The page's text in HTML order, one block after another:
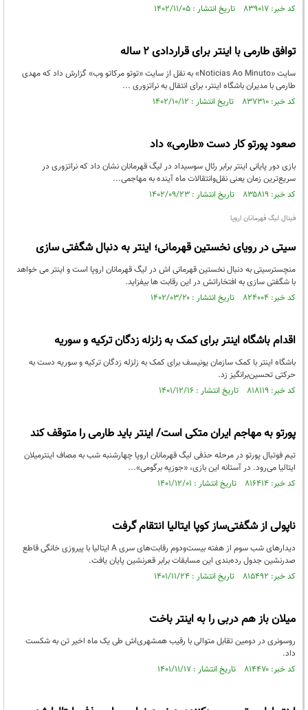
کد خبر: ۸۳۹۰۱۷ تاریخ انتشار : ۱۴۰۲/۱۱/۰۵
توافق طارمی با اینتر برای قراردادی ۲ ساله
سایت «Noticias Ao Minuto» به نقل از سایت «توتو مرکاتو وب» گزارش داد که مهدی
طارمی با مدیران باشگاه اینتر، برای انتقال به نراتزوری ...
کد خبر: ۸۳۷۳۱۰ تاریخ انتشار : ۱۴۰۲/۱۰/۱۲
صعود پورتو کار دست «طارمی» داد
بازی دور پایانی اینتر برابر رئال سوسیداد در لیگ قهرمانان نشان داد که نراتزوری در
سریع‌ترین زمان یعنی نقل‌وانتقالات ماه آینده به مهاجمی...
کد خبر: ۸۳۵۸۱۹ تاریخ انتشار : ۱۴۰۲/۰۹/۲۳
فینال لیگ قهرمانان اروپا
سیتی در رویای نخستین قهرمانی؛ اینتر به دنبال شگفتی سازی
منچسترسیتی به دنبال نخستین قهرمانی اش در لیگ قهرمانان اروپا است و اینتر می خواهد
با شگفتی سازی به افتخاراتش در این رقابت ها بیفزاید.
کد خبر: ۸۲۴۰۰۴ تاریخ انتشار : ۱۴۰۲/۰۳/۲۰
اقدام باشگاه اینتر برای کمک به زلزله زدگان ترکیه و سوریه
باشگاه اینتر با کمک سازمان یونیسف برای کمک به زلزله زدگان ترکیه و سوریه دست به
حرکتی تحسین‌برانگیز زد.
کد خبر: ۸۱۸۱۱۹ تاریخ انتشار : ۱۴۰۱/۱۲/۱۶
پورتو به مهاجم ایران متکی است/ اینتر باید طارمی را متوقف کند
تیم فوتبال پورتو در مرحله حذفی لیگ قهرمانان اروپا چهارشنبه شب به مصاف اینترمیلان
ایتالیا می‌رود. در آستانه این بازی، «جوزپه برگومی»...
کد خبر: ۸۱۶۴۱۴ تاریخ انتشار : ۱۴۰۱/۱۲/۰۱
ناپولی از شگفتی‌ساز کوپا ایتالیا انتقام گرفت
دیدارهای شب سوم از هفته بیست‌و‌دوم رقابت‌های سری A ایتالیا با پیروزی خانگی قاطع
صدرنشین جدول رده‌بندی این مسابقات برابر قعرنشین پایان یافت.
کد خبر: ۸۱۵۴۹۲ تاریخ انتشار : ۱۴۰۱/۱۱/۲۴
میلان باز هم دربی را به اینتر باخت
روسونری در دومین تقابل متوالی‌ با رقیب همشهری‌اش طی یک ماه اخیر تن به شکست
داد.
کد خبر: ۸۱۴۴۷۰ تاریخ انتشار : ۱۴۰۱/۱۱/۱۷